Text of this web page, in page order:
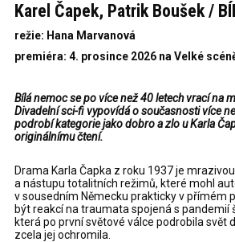
Karel Čapek, Patrik Boušek /
režie: Hana Marvanová
premiéra: 4. prosince 2026 na Velké
Bílá nemoc se po více než 40 letech vrací na
Divadelní sci-fi vypovídá o současnosti více
podrobí kategorie jako dobro a zlo u Karla
originálnímu čtení.
Drama Karla Čapka z roku 1937 je
a nástupu totalitních režimů, které mohl
v sousedním Německu prakticky v přímém
být reakcí na traumata spojená s pandemií
která po první světové válce podrobila svět
zcela jej ochromila.